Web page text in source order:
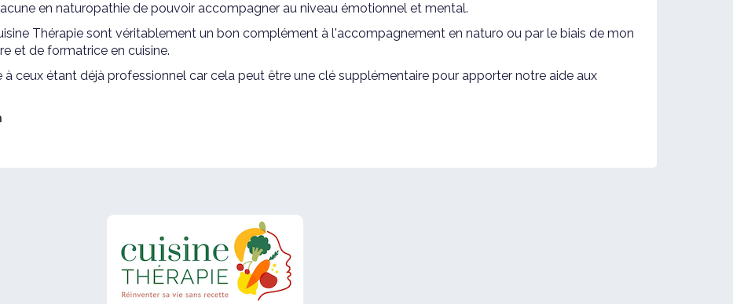
en naturopathie de pouvoir accompagner au niveau émotionnel et mental.
Thérapie sont véritablement un bon complément à l'accompagnement en naturo ou par le biais de mon
et de formatrice en cuisine.
à ceux étant déjà professionnel car cela peut être une clé supplémentaire pour apporter notre aide aux